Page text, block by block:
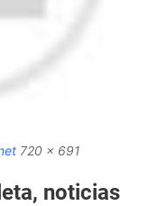
720 x 691
noticias